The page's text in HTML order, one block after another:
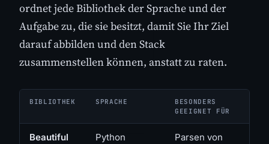
ordnet jede Bibliothek der Sprache und der
Aufgabe zu, die sie besitzt, damit Sie Ihr Ziel
darauf abbilden und den Stack
zusammenstellen können, anstatt zu raten.
BIBLIOTHEK SPRACHE
BESONDERS
GEEIGNET FÜR
Beautiful
Python
Parsen von